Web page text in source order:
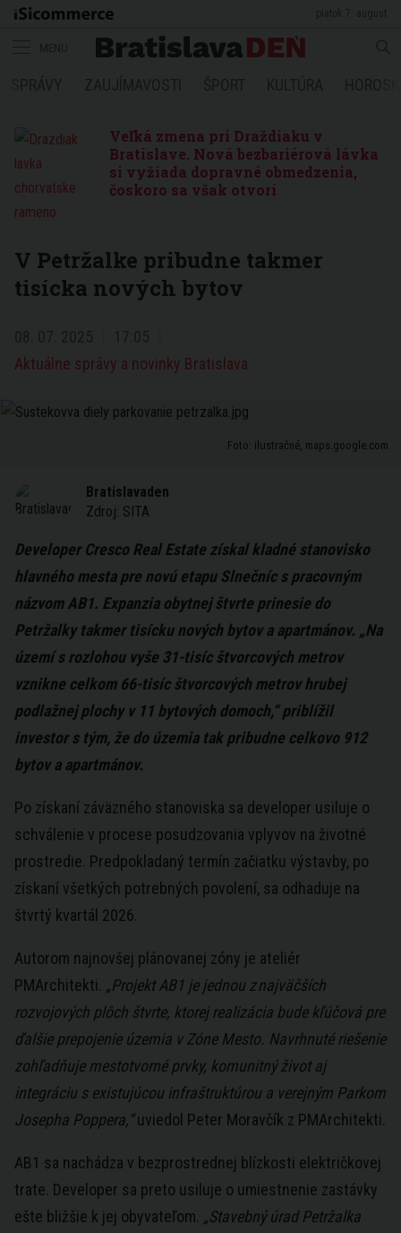
Veľká zmena pri Draždiaku v
Bratislave. Nová bezbariérová lávka
si vyžiada dopravné obmedzenia,
čoskoro sa však otvorí
V Petržalke pribudne takmer
tisícka nových bytov
Aktuálne správy a novinky Bratislava
Foto: ilustračné, maps.google.com
Bratislavaden
Zdroj: SITA
Developer Cresco Real Estate získal kladné stanovisko
hlavného mesta pre novú etapu Slnečníc s pracovným
názvom AB1. Expanzia obytnej štvrte prinesie do
Petržalky takmer tisícku nových bytov a apartmánov. „Na
území s rozlohou vyše 31-tisíc štvorcových metrov
vznikne celkom 66-tisíc štvorcových metrov hrubej
podlažnej plochy v 11 bytových domoch,“ priblížil
investor s tým, že do územia tak pribudne celkovo 912
bytov a apartmánov.
Po získaní záväzného stanoviska sa developer usiluje o
schválenie v procese posudzovania vplyvov na životné
prostredie. Predpokladaný termín začiatku výstavby, po
získaní všetkých potrebných povolení, sa odhaduje na
štvrtý kvartál 2026.
Autorom najnovšej plánovanej zóny je ateliér
PMArchitekti. „Projekt AB1 je jednou z najväčších
rozvojových plôch štvrte, ktorej realizácia bude kľúčová pre
ďalšie prepojenie územia v Zóne Mesto. Navrhnuté riešenie
zohľadňuje mestotvorné prvky, komunitný život aj
integráciu s existujúcou infraštruktúrou a verejným Parkom
Josepha Poppera,“uviedol Peter Moravčík z PMArchitekti.
AB1 sa nachádza v bezprostrednej blízkosti električkovej
trate. Developer sa preto usiluje o umiestnenie zastávky
ešte bližšie k jej obyvateľom. „Stavebný úrad Petržalka